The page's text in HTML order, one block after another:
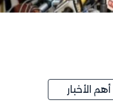
أهم الأخبار